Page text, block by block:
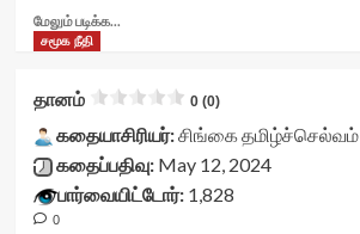
data-
data-
attribute='true'
>
</div>
votes-
readonly-
rater-
4f904eb867a31'
data-
மேலும் படிக்க...
உயர்ந்தவன்<div
class="yasr-
vv-
stars-
title-
container">
சமூக நீதி
தானம் 0 (0)
கதையாசிரியர்:சிங்கை தமிழ்ச்செல்வம்
கதைப்பதிவு:May 12, 2024
பார்வையிட்டோர்:1,828
0